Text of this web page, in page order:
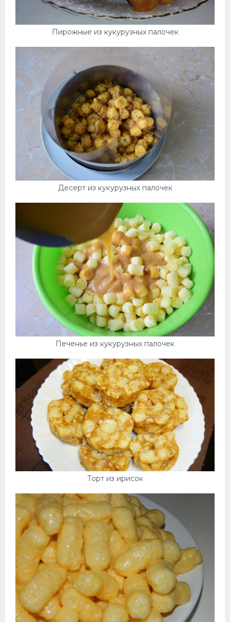
Пирожные из кукурузных палочек
Десерт из кукурузных палочек
Печенье из кукурузных палочек
Торт из ирисок